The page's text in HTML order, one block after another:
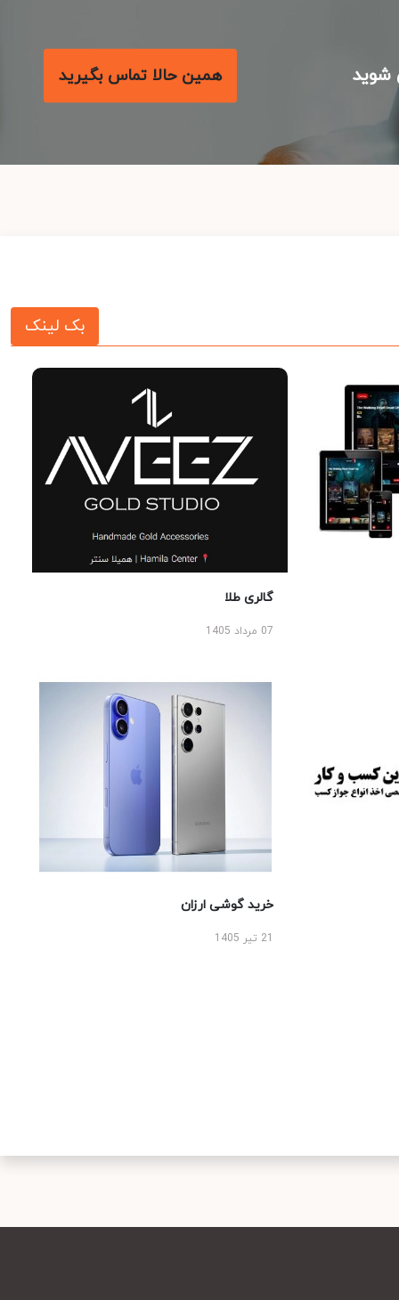
همین حالا تماس بگیرید
بک لینک
گالری طلا
07 مرداد 1405
خرید گوشی ارزان